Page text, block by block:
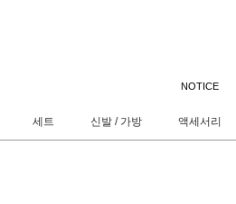
NOTICE
세트 신발 / 가방 액세서리